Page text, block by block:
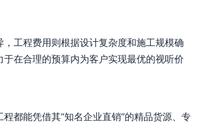
工程费用则根据设计复杂度和施工规模确
在合理的预算内为客户实现最优的视听价
都能凭借其“知名企业直销”的精品货源、专